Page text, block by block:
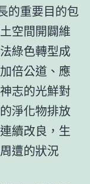
的重要目的包
空間開闢維
綠色轉型成
倍公道、應
志的光鮮對
淨化物排放
續改良，生
遭的狀況